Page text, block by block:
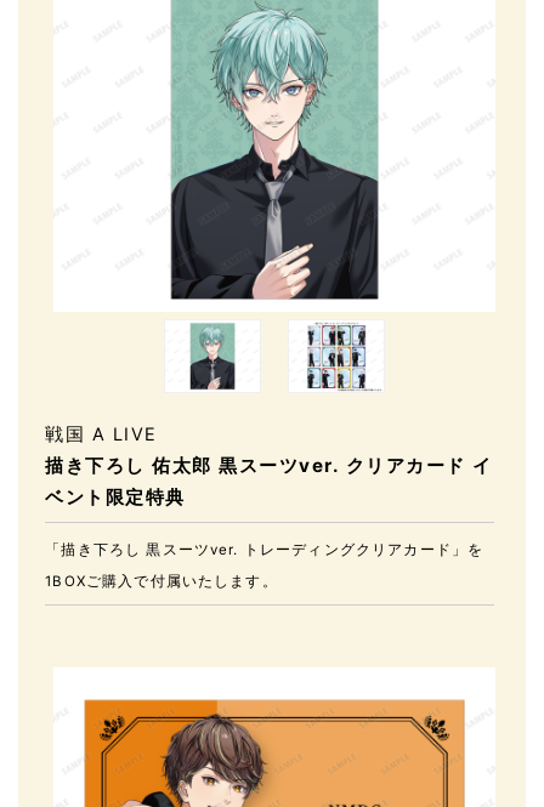
描き下ろし 佑太郎 黒スーツver. クリアカード イ
ベント限定特典
戦国 A LIVE
「描き下ろし 黒スーツver. トレーディングクリアカード」を
1BOXご購入で付属いたします。